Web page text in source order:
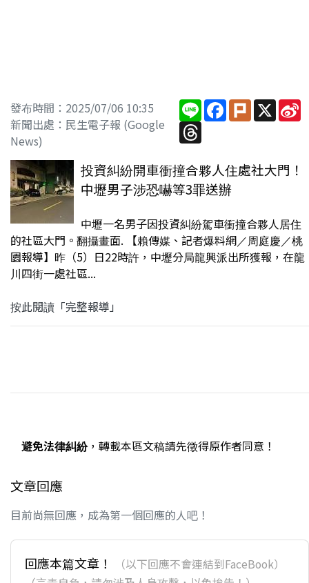
發布時間：2025/07/06 10:35
新聞出處：民生電子報 (Google
News)
LineFacebook
PlurkX
Threads
投資糾紛開車衝撞合夥人住處社大門！
中壢男子涉恐嚇等3罪送辦
中壢一名男子因投資糾紛駕車衝撞合夥人居住
的社區大門。翻攝畫面. 【賴傳媒、記者爆料網／周庭慶／桃
園報導】昨（5）日22時許，中壢分局龍興派出所獲報，在龍
川四街一處社區...
按此閱讀「完整報導」
避免法律糾紛，轉載本區文稿請先徵得原作者同意！
文章回應
目前尚無回應，成為第一個回應的人吧！
回應本篇文章！
（以下回應不會連結到FaceBook）